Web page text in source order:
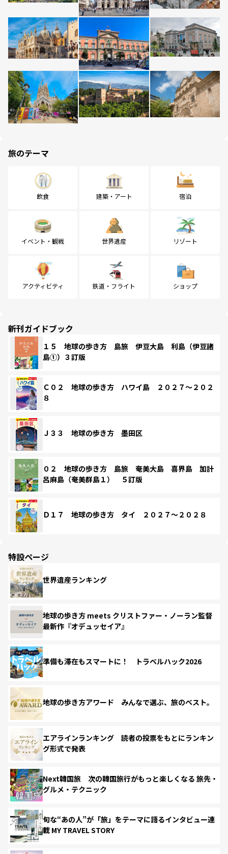
旅のテーマ
飲食 建築・アート 宿泊
イベント・観戦 世界遺産 リゾート
アクティビティ 鉄道・フライト ショップ
新刊ガイドブック
１５ 地球の歩き方 島旅 伊豆大島 利島（伊豆諸
島①）３訂版
Ｃ０２ 地球の歩き方 ハワイ島 ２０２７～２０２
８
Ｊ３３ 地球の歩き方 墨田区
０２ 地球の歩き方 島旅 奄美大島 喜界島 加計
呂麻島（奄美群島１） ５訂版
Ｄ１７ 地球の歩き方 タイ ２０２７～２０２８
特設ページ
世界遺産ランキング
地球の歩き方 meets クリストファー・ノーラン監督
最新作『オデュッセイア』
準備も滞在もスマートに！ トラベルハック2026
地球の歩き方アワード みんなで選ぶ、旅のベスト。
エアラインランキング 読者の投票をもとにランキン
グ形式で発表
Next韓国旅 次の韓国旅行がもっと楽しくなる 旅先・
グルメ・テクニック
旬な“あの人”が「旅」をテーマに語るインタビュー連
載 MY TRAVEL STORY